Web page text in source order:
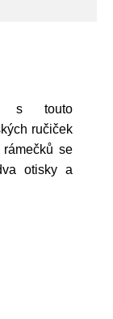
s touto
ručiček
se
otisky a